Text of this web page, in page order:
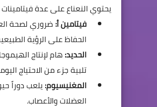
يحتوي النعناع على عدة
فيتامين أ: ضروري لصحة
الحفاظ على الرؤية
الحديد:هام لإنتاج
تلبية جزء من الاحتياج
المغنيسيوم:
العضلات والأعصاب.